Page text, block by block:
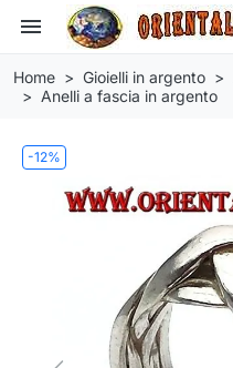
menu
Home Gioielli in argento
Anelli a fascia in argento
-12%